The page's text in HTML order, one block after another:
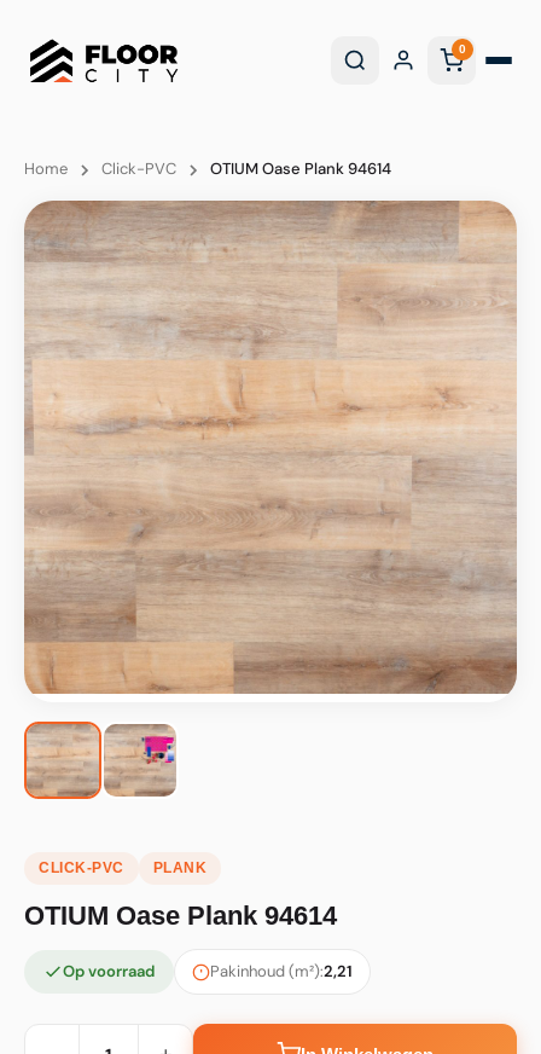
0
Home Click-PVC OTIUM Oase Plank 94614
CLICK-PVC PLANK
OTIUM Oase Plank 94614
Op voorraad Pakinhoud (m²):2,21